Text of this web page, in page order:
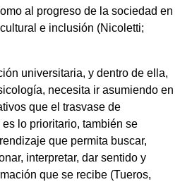
al progreso de la sociedad en
e inclusión (Nicoletti;
universitaria, y dentro de ella,
necesita ir asumiendo en
que el trasvase de
lo prioritario, también se
que permita buscar,
interpretar, dar sentido y
que se recibe (Tueros,